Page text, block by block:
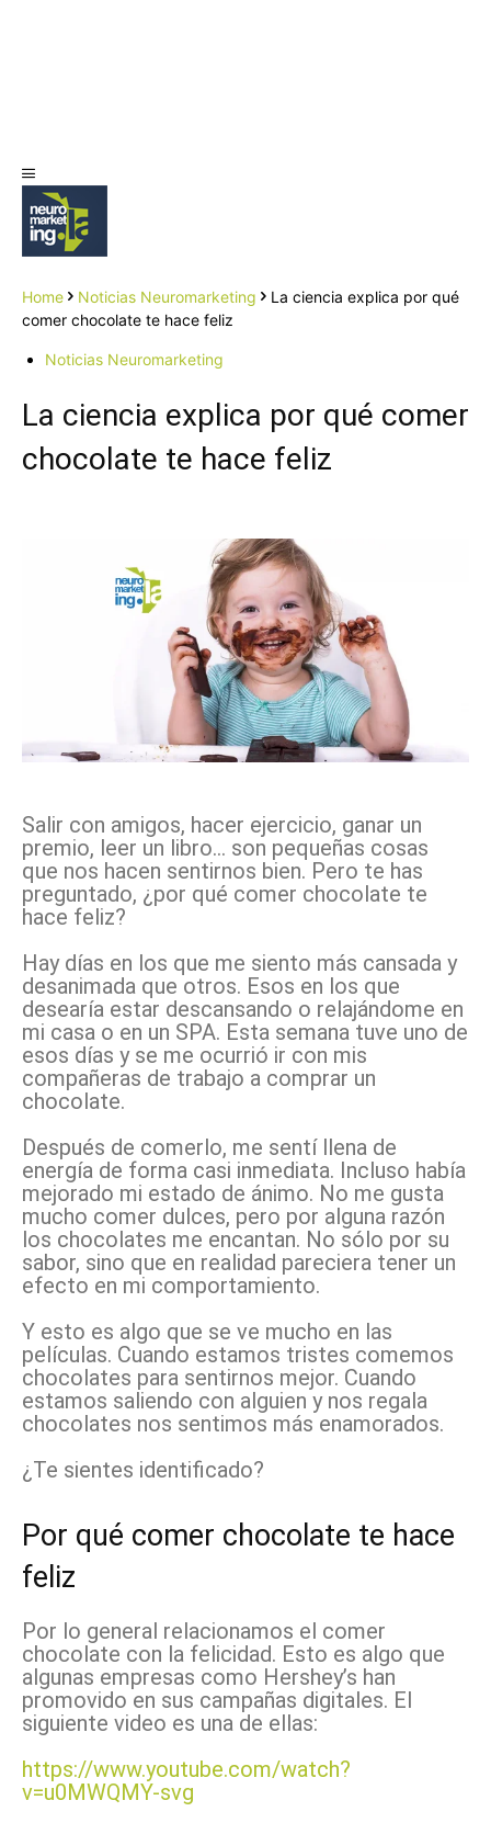
Home Noticias Neuromarketing
La ciencia explica por qué
comer chocolate te hace feliz
Noticias Neuromarketing
La ciencia explica por qué comer
chocolate te hace feliz
Salir con amigos, hacer ejercicio, ganar un
premio, leer un libro… son pequeñas cosas
que nos hacen sentirnos bien. Pero te has
preguntado, ¿por qué comer chocolate te
hace feliz?
Hay días en los que me siento más cansada y
desanimada que otros. Esos en los que
desearía estar descansando o relajándome en
mi casa o en un SPA. Esta semana tuve uno de
esos días y se me ocurrió ir con mis
compañeras de trabajo a comprar un
chocolate.
Después de comerlo, me sentí llena de
energía de forma casi inmediata. Incluso había
mejorado mi estado de ánimo. No me gusta
mucho comer dulces, pero por alguna razón
los chocolates me encantan. No sólo por su
sabor, sino que en realidad pareciera tener un
efecto en mi comportamiento.
Y esto es algo que se ve mucho en las
películas. Cuando estamos tristes comemos
chocolates para sentirnos mejor. Cuando
estamos saliendo con alguien y nos regala
chocolates nos sentimos más enamorados.
¿Te sientes identificado?
Por qué comer chocolate te hace
feliz
Por lo general relacionamos el comer
chocolate con la felicidad. Esto es algo que
algunas empresas como Hershey’s han
promovido en sus campañas digitales. El
siguiente video es una de ellas:
https://www.youtube.com/watch?
v=u0MWQMY-svg